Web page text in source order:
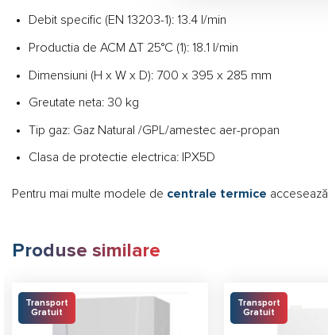
Debit specific (EN 13203-1): 13.4 l/min
Productia de ACM ΔT 25°C (1): 18.1 l/min
Dimensiuni (H x W x D): 700 x 395 x 285 mm
Greutate neta: 30 kg
Tip gaz: Gaz Natural /GPL/amestec aer-propan
Clasa de protectie electrica: IPX5D
Pentru mai multe modele de centrale termice
Produse similare
Transport
Gratuit
Transport
Gratuit